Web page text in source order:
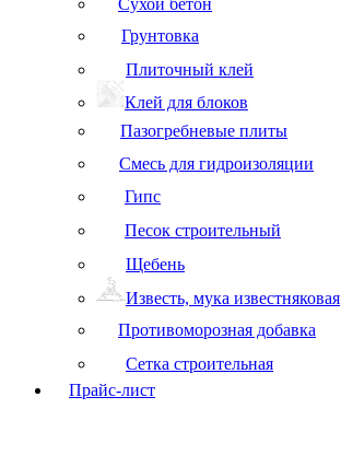
Грунтовка
Плиточный клей
Клей для блоков
Пазогребневые плиты
Смесь для гидроизоляции
Гипс
Песок строительный
Щебень
Известь, мука известняковая
Противоморозная добавка
Сетка строительная
Прайс-лист